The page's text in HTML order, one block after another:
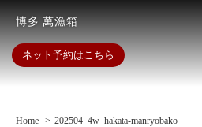
博多 萬漁箱
ネット予約はこちら
Home 202504_4w_hakata-manryobako